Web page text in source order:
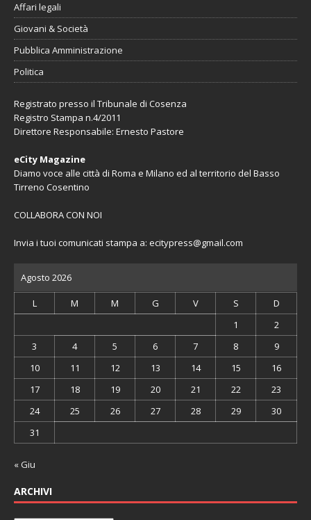
Affari legali
Giovani & Società
Pubblica Amministrazione
Politica
Registrato presso il Tribunale di Cosenza
Registro Stampa n.4/2011
Direttore Responsabile: Ernesto Pastore
eCity Magazine
Diamo voce alle città di Roma e Milano ed al territorio del Basso
Tirreno Cosentino
COLLABORA CON NOI
Invia i tuoi comunicati stampa a: ecitypress@gmail.com
Agosto 2026
L M M G V S
D
1
2
3
4 5 6 7 8
9
10
11 12 13 14 15
16
17
18 19 20 21 22
23
24
25 26 27 28 29
30
31
« Giu
ARCHIVI